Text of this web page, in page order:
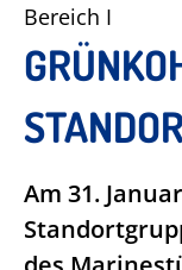
Bereich I
Am 31.